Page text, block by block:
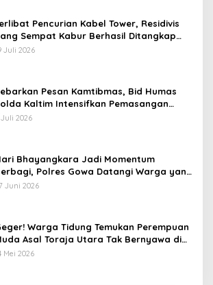
Pencurian Kabel Tower, Residivis
Sempat Kabur Berhasil Ditangkap
Gabungan di Jeneponto
Juli 2026
Pesan Kamtibmas, Bid Humas
Kaltim Intensifkan Pemasangan
serta Pembagian Stiker
Juli 2026
Bhayangkara Jadi Momentum
Polres Gowa Datangi Warga yang
Juni 2026
Warga Tidung Temukan Perempuan
Asal Toraja Utara Tak Bernyawa di
Kos
Mei 2026